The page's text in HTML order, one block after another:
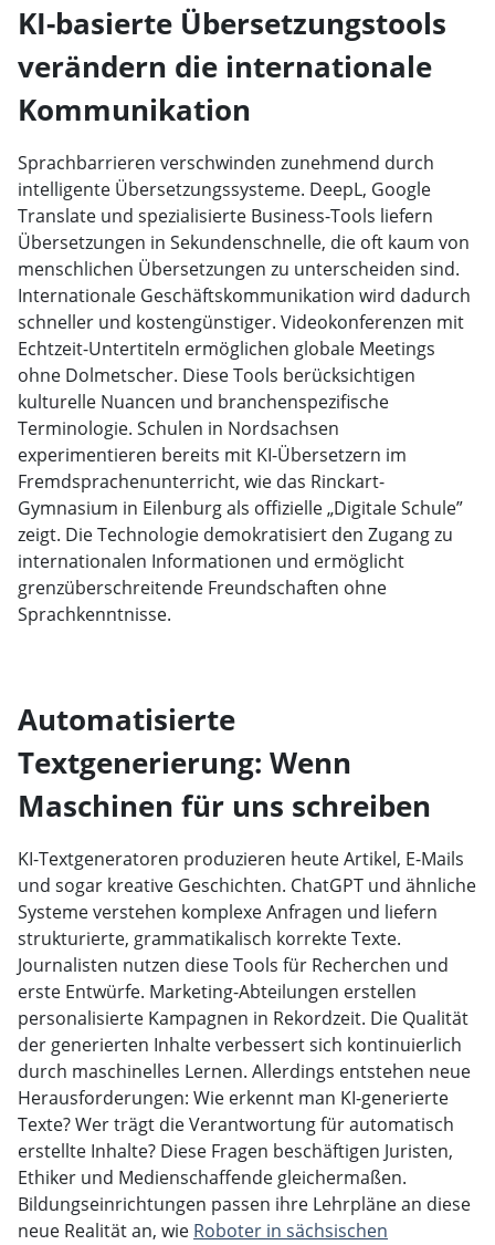
KI-basierte Übersetzungstools
verändern die internationale
Kommunikation
Sprachbarrieren verschwinden zunehmend durch
intelligente Übersetzungssysteme. DeepL, Google
Translate und spezialisierte Business-Tools liefern
Übersetzungen in Sekundenschnelle, die oft kaum von
menschlichen Übersetzungen zu unterscheiden sind.
Internationale Geschäftskommunikation wird dadurch
schneller und kostengünstiger. Videokonferenzen mit
Echtzeit-Untertiteln ermöglichen globale Meetings
ohne Dolmetscher. Diese Tools berücksichtigen
kulturelle Nuancen und branchen­spezifische
Terminologie. Schulen in Nordsachsen
experimentieren bereits mit KI-Übersetzern im
Fremdsprachenunterricht, wie das Rinckart-
Gymnasium in Eilenburg als offizielle „Digitale Schule”
zeigt. Die Technologie demokratisiert den Zugang zu
internationalen Informationen und ermöglicht
grenzüberschreitende Freundschaften ohne
Sprachkenntnisse.
Automatisierte
Textgenerierung: Wenn
Maschinen für uns schreiben
KI-Textgeneratoren produzieren heute Artikel, E-Mails
und sogar kreative Geschichten. ChatGPT und ähnliche
Systeme verstehen komplexe Anfragen und liefern
strukturierte, grammatikalisch korrekte Texte.
Journalisten nutzen diese Tools für Recherchen und
erste Entwürfe. Marketing-Abteilungen erstellen
personalisierte Kampagnen in Rekordzeit. Die Qualität
der generierten Inhalte verbessert sich kontinuierlich
durch maschinelles Lernen. Allerdings entstehen neue
Herausforderungen: Wie erkennt man KI-generierte
Texte? Wer trägt die Verantwortung für automatisch
erstellte Inhalte? Diese Fragen beschäftigen Juristen,
Ethiker und Medienschaffende gleichermaßen.
Bildungseinrichtungen passen ihre Lehrpläne an diese
neue Realität an, wie Roboter in sächsischen